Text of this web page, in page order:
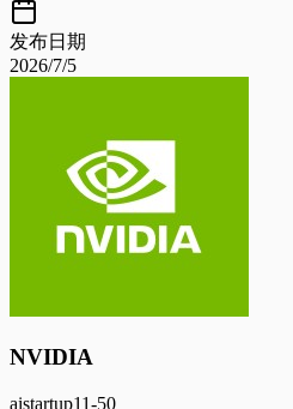
发布日期
2026/7/5
NVIDIA
aistartup11-50